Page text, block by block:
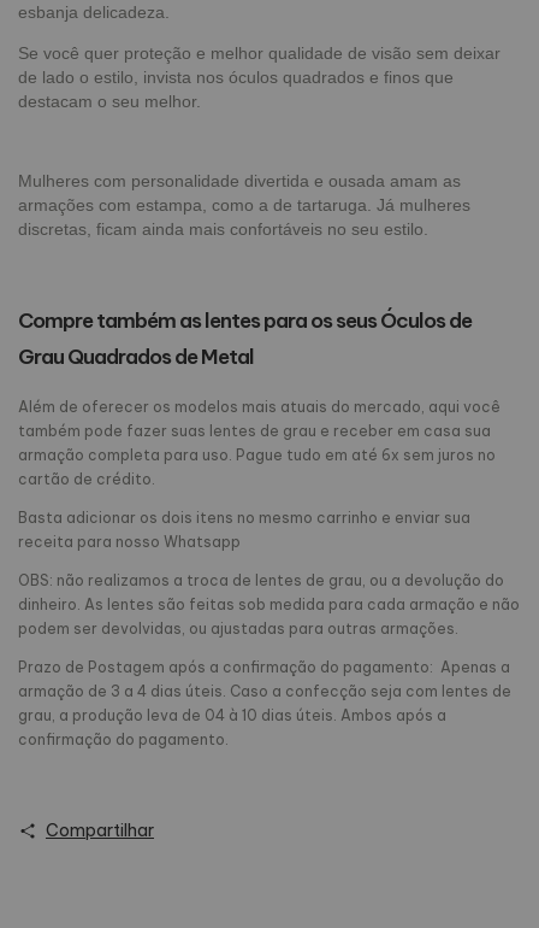
esbanja delicadeza.
Se você quer proteção e melhor qualidade de visão sem deixar
de lado o estilo, invista nos óculos quadrados e finos que
destacam o seu melhor.
Mulheres com personalidade divertida e ousada amam as
armações com estampa, como a de tartaruga. Já mulheres
discretas, ficam ainda mais confortáveis no seu estilo.
Compre também as lentes para os seus Óculos de
Grau Quadrados de Metal
Além de oferecer os modelos mais atuais do mercado, aqui você
também pode fazer suas lentes de grau e receber em casa sua
armação completa para uso. Pague tudo em até 6x sem juros no
cartão de crédito.
Basta adicionar os dois itens no mesmo carrinho e enviar sua
receita para nosso Whatsapp
OBS: não realizamos a troca de lentes de grau, ou a devolução do
dinheiro. As lentes são feitas sob medida para cada armação e não
podem ser devolvidas, ou ajustadas para outras armações.
Prazo de Postagem após a confirmação do pagamento: Apenas a
armação de 3 a 4 dias úteis. Caso a confecção seja com lentes de
grau, a produção leva de 04 à 10 dias úteis. Ambos após a
confirmação do pagamento.
Compartilhar